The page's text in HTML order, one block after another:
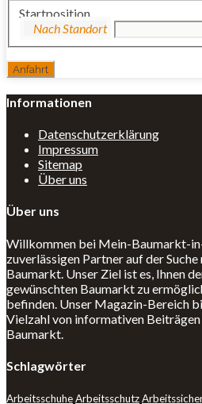
Startposition
Informationen
Datenschutzerklärung
Impressum
Sitemap
Über uns
Über uns
Willkommen bei Mein-Baumarkt-
zuverlässigen Partner auf der Suche
Baumarkt. Unser Ziel ist es, Ihnen
gewünschten Baumarkt zu
befinden. Unser Magazin-Bereich
Vielzahl von informativen Beiträgen
Baumarkt.
Schlagwörter
ArbeitsschuheArbeitsschutz